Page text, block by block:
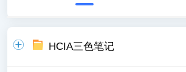
HCIA三色笔记